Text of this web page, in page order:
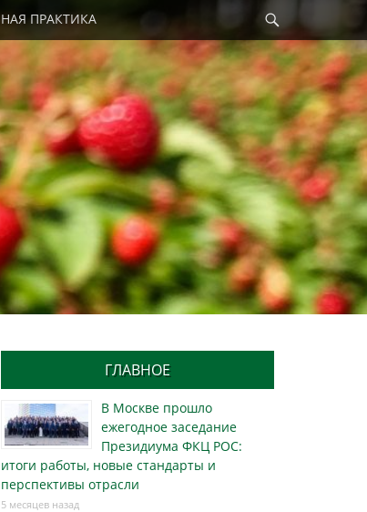
ПРАКТИКА
ГЛАВНОЕ
В Москве прошло
ежегодное заседание
Президиума ФКЦ РОС:
итоги работы, новые стандарты и
перспективы отрасли
5 месяцев назад